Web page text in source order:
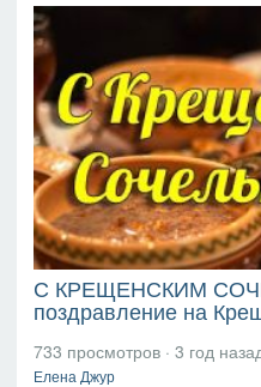
С КРЕЩЕНСКИМ
поздравление на
733 просмотров · 3 год
Елена Джур